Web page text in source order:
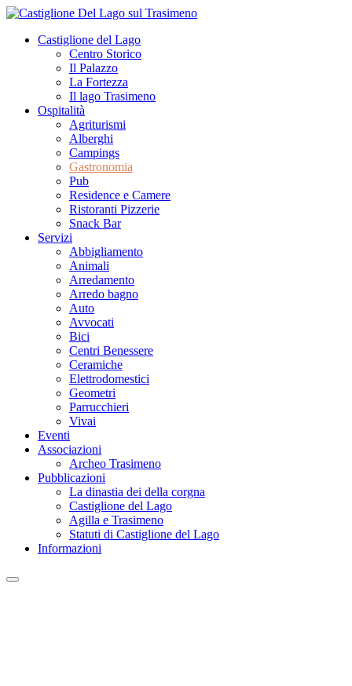
Castiglione del Lago
Centro Storico
Il Palazzo
La Fortezza
Il lago Trasimeno
Ospitalità
Agriturismi
Alberghi
Campings
Gastronomia
Pub
Residence e Camere
Ristoranti Pizzerie
Snack Bar
Servizi
Abbigliamento
Animali
Arredamento
Arredo bagno
Auto
Avvocati
Bici
Centri Benessere
Ceramiche
Elettrodomestici
Geometri
Parrucchieri
Vivai
Eventi
Associazioni
Archeo Trasimeno
Pubblicazioni
La dinastia dei della corgna
Castiglione del Lago
Agilla e Trasimeno
Statuti di Castiglione del Lago
Informazioni